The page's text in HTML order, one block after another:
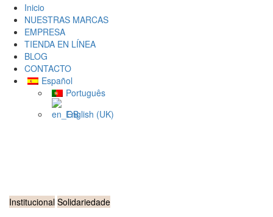
Inicio
NUESTRAS MARCAS
EMPRESA
TIENDA EN LÍNEA
BLOG
CONTACTO
Español
Português
English (UK)
Institucional Solidariedade